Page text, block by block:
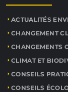
ACTUALITÉS
CHANGEMENT
CHANGEMENTS
CLIMAT ET
CONSEILS
CONSEILS